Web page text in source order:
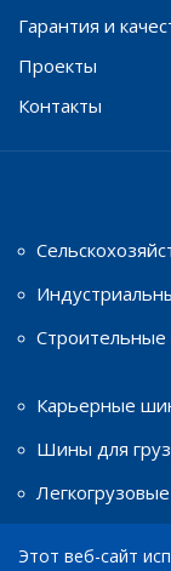
Гарантия и
Проекты
Контакты
Карьерные
Шины для
Шины для
Этот веб-сайт